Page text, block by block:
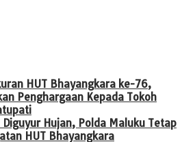
HUT Bhayangkara ke-76,
Penghargaan Kepada Tokoh
Diguyur Hujan, Polda Maluku Tetap
HUT Bhayangkara